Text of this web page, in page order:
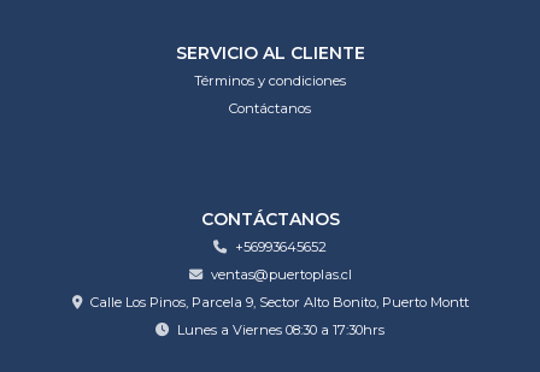
SERVICIO AL CLIENTE
Términos y condiciones
Contáctanos
CONTÁCTANOS
+56993645652
ventas@puertoplas.cl
Calle Los Pinos, Parcela 9, Sector Alto Bonito, Puerto Montt
Lunes a Viernes 08:30 a 17:30hrs